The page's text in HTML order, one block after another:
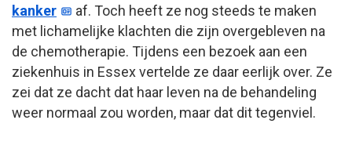
kanker
af. Toch heeft ze nog steeds te maken
met lichamelijke klachten die zijn overgebleven na
de chemotherapie. Tijdens een bezoek aan een
ziekenhuis in Essex vertelde ze daar eerlijk over. Ze
zei dat ze dacht dat haar leven na de behandeling
weer normaal zou worden, maar dat dit tegenviel.